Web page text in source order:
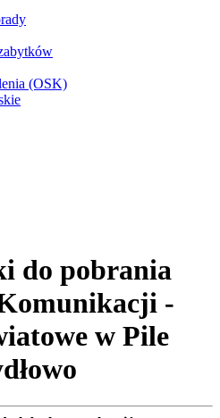
(OSK)
do pobrania
-
w Pile